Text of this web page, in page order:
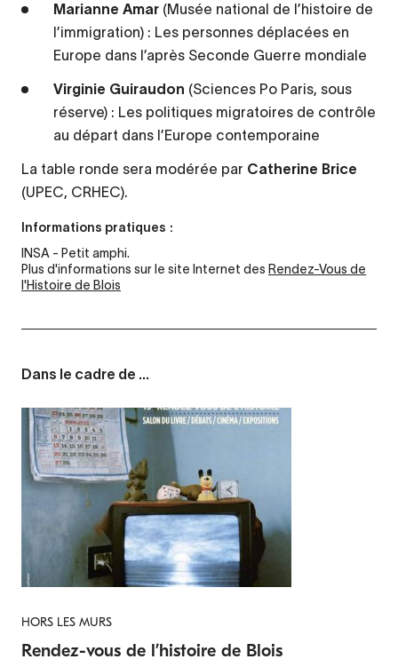
Marianne Amar (Musée national de l’histoire de
l’immigration) : Les personnes déplacées en
Europe dans l’après Seconde Guerre mondiale
Virginie Guiraudon (Sciences Po Paris, sous
réserve) : Les politiques migratoires de contrôle
au départ dans l’Europe contemporaine
La table ronde sera modérée par Catherine Brice
(UPEC, CRHEC).
Informations pratiques :
INSA - Petit amphi.
Plus d'informations sur le site Internet des Rendez-Vous de
l'Histoire de Blois
Dans le cadre de ...
HORS LES MURS
Rendez-vous de l’histoire de Blois